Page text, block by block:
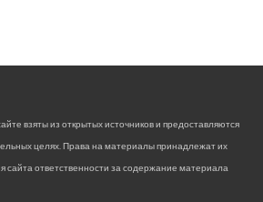
взяты из открытых источников и предоставляются
целях. Права на материалы принадлежат их
сайта ответственности за содержание материала